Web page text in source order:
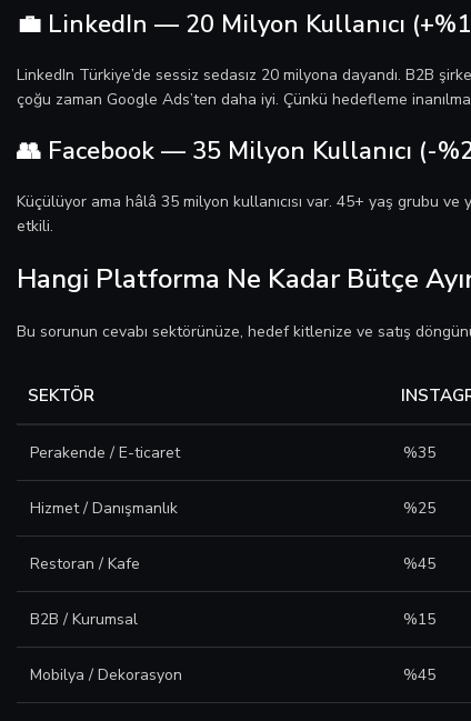
💼 LinkedIn — 20 Milyon Kullanıcı
LinkedIn Türkiye’de sessiz sedasız 20 milyona dayandı. B2B
çoğu zaman Google Ads’ten daha iyi. Çünkü hedefleme
👥 Facebook — 35 Milyon Kullanıcı (-
Küçülüyor ama hâlâ 35 milyon kullanıcısı var. 45+ yaş grubu
etkili.
Hangi Platforma Ne Kadar Bütçe
Bu sorunun cevabı sektörünüze, hedef kitlenize ve satış
SEKTÖR
Perakende / E-ticaret %35
Hizmet / Danışmanlık %25
Restoran / Kafe %45
B2B / Kurumsal %15
Mobilya / Dekorasyon %45